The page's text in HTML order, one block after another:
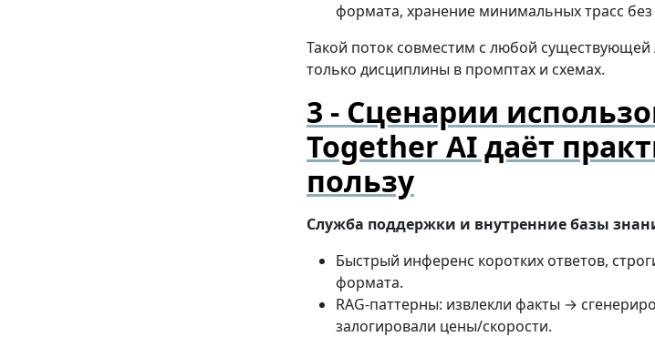
формата, хранение минимальных трасс без
Такой поток совместим с любой
только дисциплины в промптах и схемах.
Сценарии
Together AI даёт
пользу
Служба поддержки и внутренние базы
Быстрый инференс коротких ответов,
формата.
RAG-паттерны: извлекли факты →
залогировали цены/скорости.